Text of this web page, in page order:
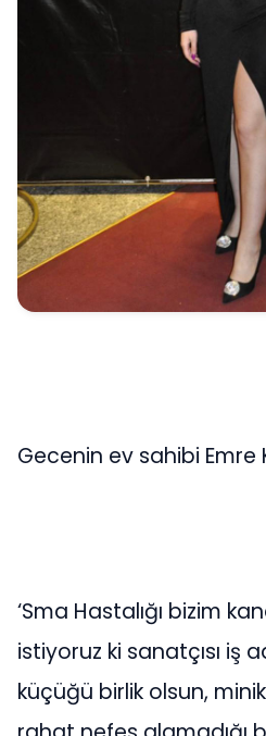
Gecenin ev sahibi Emre
‘Sma Hastalığı bizim
istiyoruz ki sanatçısı iş
küçüğü birlik olsun, minik